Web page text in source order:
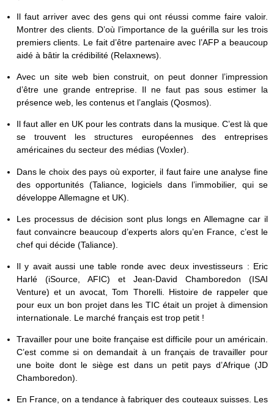
Il faut arriver avec des gens qui ont réussi comme faire valoir.
Montrer des clients. D’où l’importance de la guérilla sur les trois
premiers clients. Le fait d’être partenaire avec l’AFP a beaucoup
aidé à bâtir la crédibilité (Relaxnews).
Avec un site web bien construit, on peut donner l’impression
d’être une grande entreprise. Il ne faut pas sous estimer la
présence web, les contenus et l’anglais (Qosmos).
Il faut aller en UK pour les contrats dans la musique. C’est là que
se trouvent les structures européennes des entreprises
américaines du secteur des médias (Voxler).
Dans le choix des pays où exporter, il faut faire une analyse fine
des opportunités (Taliance, logiciels dans l’immobilier, qui se
développe Allemagne et UK).
Les processus de décision sont plus longs en Allemagne car il
faut convaincre beaucoup d’experts alors qu’en France, c’est le
chef qui décide (Taliance).
Il y avait aussi une table ronde avec deux investisseurs : Eric
Harlé (iSource, AFIC) et Jean-David Chamboredon (ISAI
Venture) et un avocat, Tom Thorelli. Histoire de rappeler que
pour eux un bon projet dans les TIC était un projet à dimension
internationale. Le marché français est trop petit !
Travailler pour une boite française est difficile pour un américain.
C’est comme si on demandait à un français de travailler pour
une boite dont le siège est dans un petit pays d’Afrique (JD
Chamboredon).
En France, on a tendance à fabriquer des couteaux suisses. Les